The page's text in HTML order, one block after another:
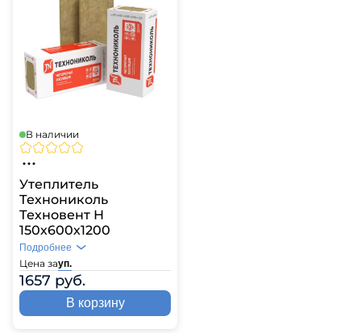
В наличии
Утеплитель
Технониколь
Техновент Н
150х600х1200
Цена зауп.
1657 руб.
Подробнее
В корзину